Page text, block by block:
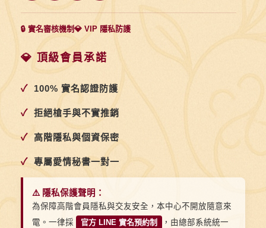
🔒 實名審核機制💎 VIP 隱私防護
💎 頂級會員承諾
✓ 100% 實名認證防護
✓ 拒絕槍手與不實推銷
✓ 高階隱私與個資保密
✓ 專屬愛情秘書一對一
⚠️ 隱私保護聲明：
為保障高階會員隱私與交友安全，本中心不開放隨意來
電。一律採
官方 LINE 實名預約制
，由總部系統統一